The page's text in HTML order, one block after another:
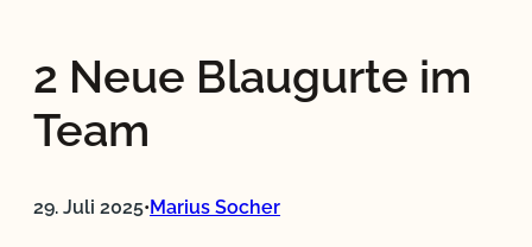
2 Neue Blaugurte im
Team
29. Juli 2025•Marius Socher